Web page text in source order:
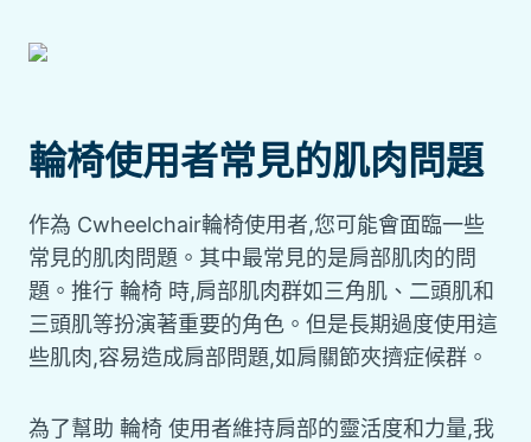
輪椅使用者常見的肌肉問題
作為 Cwheelchair輪椅使用者,您可能會面臨一些
常見的肌肉問題。其中最常見的是肩部肌肉的問
題。推行 輪椅 時,肩部肌肉群如三角肌、二頭肌和
三頭肌等扮演著重要的角色。但是長期過度使用這
些肌肉,容易造成肩部問題,如肩關節夾擠症候群。
為了幫助 輪椅 使用者維持肩部的靈活度和力量,我